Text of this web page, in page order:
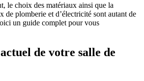
le choix des matériaux ainsi que la
de plomberie et d’électricité sont autant de
un guide complet pour vous
de votre salle de